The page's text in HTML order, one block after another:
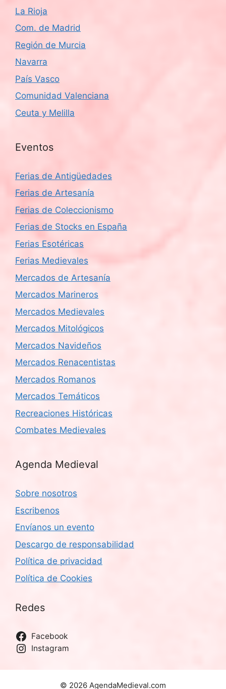
La Rioja
Com. de Madrid
Región de Murcia
Navarra
País Vasco
Comunidad Valenciana
Ceuta y Melilla
Eventos
Ferias de Antigüedades
Ferias de Artesanía
Ferias de Coleccionismo
Ferias de Stocks en España
Ferias Esotéricas
Ferias Medievales
Mercados de Artesanía
Mercados Marineros
Mercados Medievales
Mercados Mitológicos
Mercados Navideños
Mercados Renacentistas
Mercados Romanos
Mercados Temáticos
Recreaciones Históricas
Combates Medievales
Agenda Medieval
Sobre nosotros
Escribenos
Envíanos un evento
Descargo de responsabilidad
Política de privacidad
Política de Cookies
Redes
Facebook
Instagram
© 2026 AgendaMedieval.com